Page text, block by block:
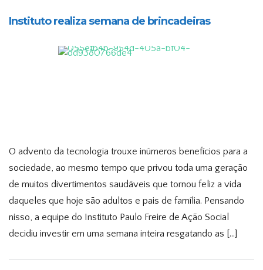
Instituto realiza semana de brincadeiras
O advento da tecnologia trouxe inúmeros benefícios para a
sociedade, ao mesmo tempo que privou toda uma geração
de muitos divertimentos saudáveis que tornou feliz a vida
daqueles que hoje são adultos e pais de família. Pensando
nisso, a equipe do Instituto Paulo Freire de Ação Social
decidiu investir em uma semana inteira resgatando as […]